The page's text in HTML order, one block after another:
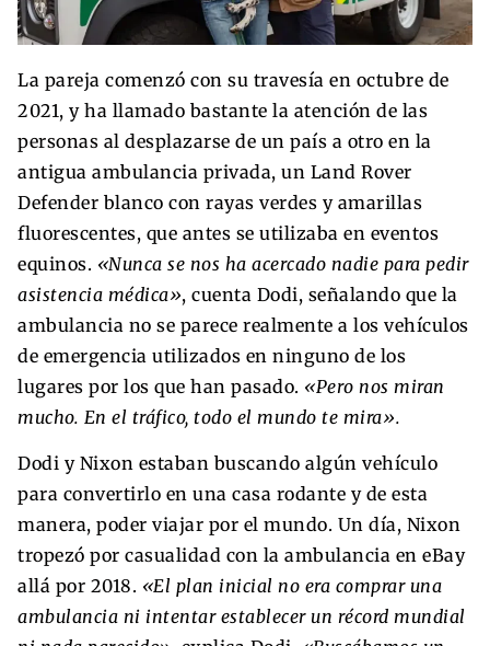
La pareja comenzó con su travesía en octubre de
2021, y ha llamado bastante la atención de las
personas al desplazarse de un país a otro en la
antigua ambulancia privada, un Land Rover
Defender blanco con rayas verdes y amarillas
fluorescentes, que antes se utilizaba en eventos
equinos. «Nunca se nos ha acercado nadie para pedir
asistencia médica», cuenta Dodi, señalando que la
ambulancia no se parece realmente a los vehículos
de emergencia utilizados en ninguno de los
lugares por los que han pasado. «Pero nos miran
mucho. En el tráfico, todo el mundo te mira».
Dodi y Nixon estaban buscando algún vehículo
para convertirlo en una casa rodante y de esta
manera, poder viajar por el mundo. Un día, Nixon
tropezó por casualidad con la ambulancia en eBay
allá por 2018. «El plan inicial no era comprar una
ambulancia ni intentar establecer un récord mundial